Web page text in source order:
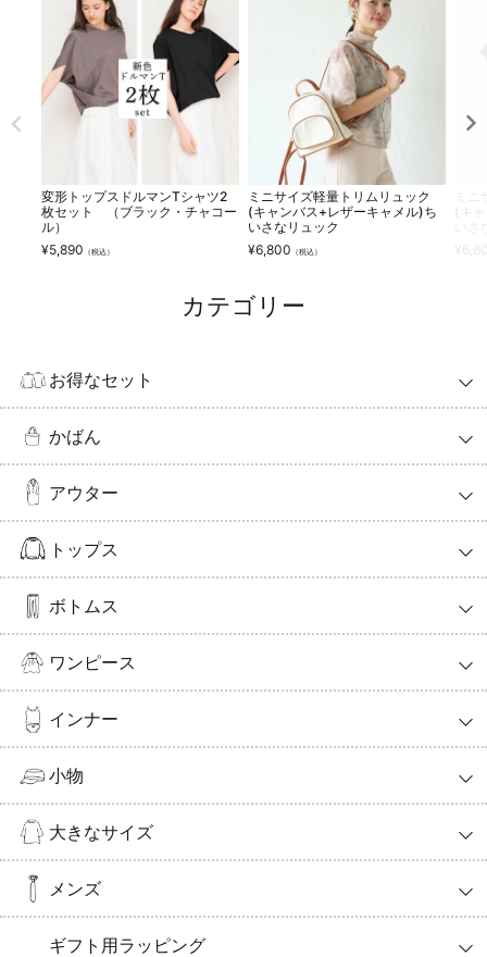
変形トップスドルマンTシャツ2
枚セット （ブラック・チャコー
ル）
¥5,890 （税込）
ミニサイズ軽量トリムリュック
(キャンバス+レザーキャメル)ち
いさなリュック
¥6,800 （税込）
カテゴリー
お得なセット
かばん
アウター
トップス
ボトムス
ワンピース
インナー
小物
大きなサイズ
メンズ
ギフト用ラッピング